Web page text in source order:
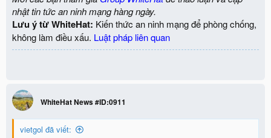
nhật tin tức an ninh mạng hàng ngày.
Lưu ý từ WhiteHat: Kiến thức an ninh mạng để phòng chống,
không làm điều xấu. Luật pháp liên quan
WhiteHat News #ID:0911
vietgol đã viết: